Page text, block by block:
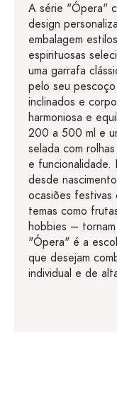
A série "Ópera"
design
embalagem
espirituosas
uma garrafa
pelo seu
inclinados e
harmoniosa e
200 a 500 ml e
selada com
e funcionalidade.
desde
ocasiões
temas como
hobbies –
"Ópera" é a
que desejam
individual e de